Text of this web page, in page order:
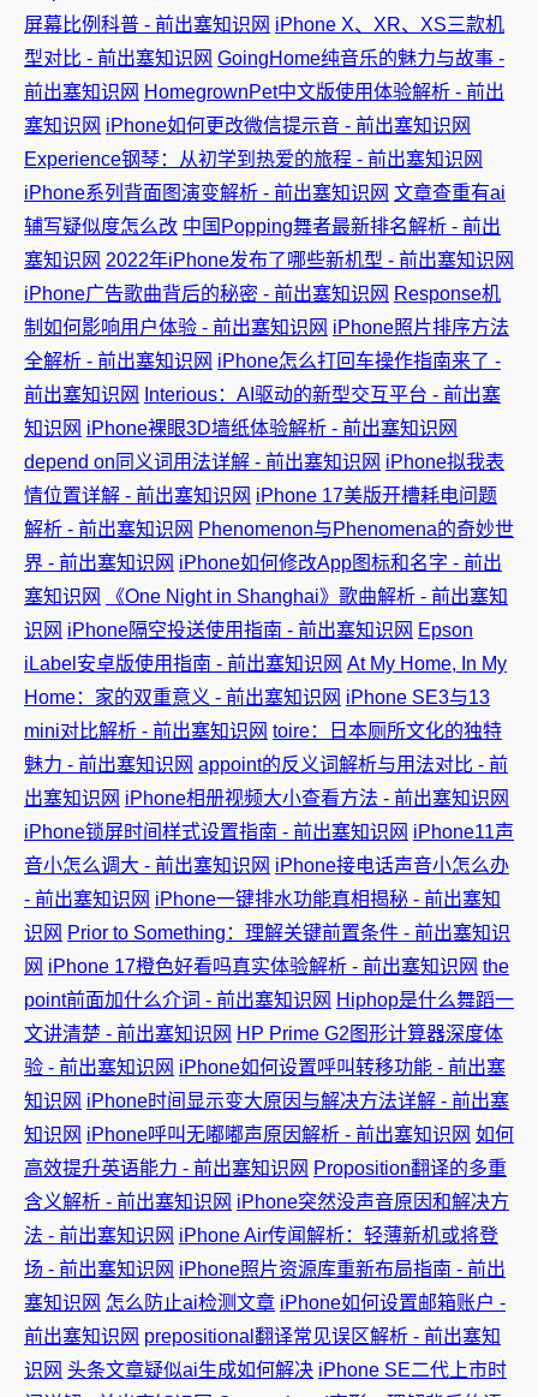
屏幕比例科普 - 前出塞知识网 iPhone X、XR、XS三款机
型对比 - 前出塞知识网 GoingHome纯音乐的魅力与故事 -
前出塞知识网 HomegrownPet中文版使用体验解析 - 前出
塞知识网 iPhone如何更改微信提示音 - 前出塞知识网
Experience钢琴：从初学到热爱的旅程 - 前出塞知识网
iPhone系列背面图演变解析 - 前出塞知识网 文章查重有ai
辅写疑似度怎么改 中国Popping舞者最新排名解析 - 前出
塞知识网 2022年iPhone发布了哪些新机型 - 前出塞知识网
iPhone广告歌曲背后的秘密 - 前出塞知识网 Response机
制如何影响用户体验 - 前出塞知识网 iPhone照片排序方法
全解析 - 前出塞知识网 iPhone怎么打回车操作指南来了 -
前出塞知识网
Interious：AI驱动的新型交互平台 - 前出塞
知识网 iPhone裸眼3D墙纸体验解析 - 前出塞知识网
depend on同义词用法详解 - 前出塞知识网 iPhone拟我表
情位置详解 - 前出塞知识网 iPhone 17美版开槽耗电问题
解析 - 前出塞知识网 Phenomenon与Phenomena的奇妙世
界 - 前出塞知识网 iPhone如何修改App图标和名字 - 前出
塞知识网
《One Night in Shanghai》歌曲解析 - 前出塞知
识网 iPhone隔空投送使用指南 - 前出塞知识网 Epson
iLabel安卓版使用指南 - 前出塞知识网 At My Home, In My
Home：家的双重意义 - 前出塞知识网 iPhone SE3与13
mini对比解析 - 前出塞知识网 toire：日本厕所文化的独特
魅力 - 前出塞知识网 appoint的反义词解析与用法对比 - 前
出塞知识网 iPhone相册视频大小查看方法 - 前出塞知识网
iPhone锁屏时间样式设置指南 - 前出塞知识网 iPhone11声
音小怎么调大 - 前出塞知识网 iPhone接电话声音小怎么办
- 前出塞知识网 iPhone一键排水功能真相揭秘 - 前出塞知
识网 Prior to Something：理解关键前置条件 - 前出塞知识
网 iPhone 17橙色好看吗真实体验解析 - 前出塞知识网 the
point前面加什么介词 - 前出塞知识网 Hiphop是什么舞蹈一
文讲清楚 - 前出塞知识网 HP Prime G2图形计算器深度体
验 - 前出塞知识网 iPhone如何设置呼叫转移功能 - 前出塞
知识网 iPhone时间显示变大原因与解决方法详解 - 前出塞
知识网 iPhone呼叫无嘟嘟声原因解析 - 前出塞知识网 如何
高效提升英语能力 - 前出塞知识网 Proposition翻译的多重
含义解析 - 前出塞知识网 iPhone突然没声音原因和解决方
法 - 前出塞知识网 iPhone Air传闻解析：轻薄新机或将登
场 - 前出塞知识网 iPhone照片资源库重新布局指南 - 前出
塞知识网 怎么防止ai检测文章 iPhone如何设置邮箱账户 -
前出塞知识网 prepositional翻译常见误区解析 - 前出塞知
识网 头条文章疑似ai生成如何解决 iPhone SE二代上市时